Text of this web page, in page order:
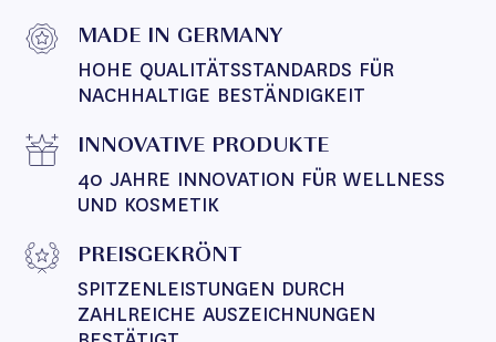
MADE IN GERMANY
HOHE QUALITÄTSSTANDARDS FÜR
NACHHALTIGE BESTÄNDIGKEIT
INNOVATIVE PRODUKTE
40 JAHRE INNOVATION FÜR WELLNESS
UND KOSMETIK
PREISGEKRÖNT
SPITZENLEISTUNGEN DURCH
ZAHLREICHE AUSZEICHNUNGEN